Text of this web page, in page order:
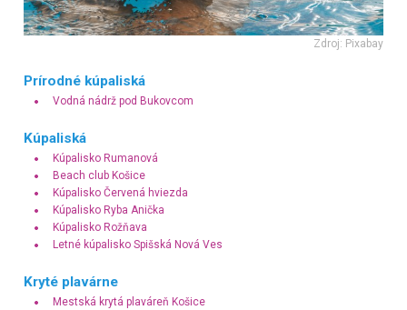
Zdroj: Pixabay
Prírodné kúpaliská
Vodná nádrž pod Bukovcom
Kúpaliská
Kúpalisko Rumanová
Beach club Košice
Kúpalisko Červená hviezda
Kúpalisko Ryba Anička
Kúpalisko Rožňava
Letné kúpalisko Spišská Nová Ves
Kryté plavárne
Mestská krytá plaváreň Košice